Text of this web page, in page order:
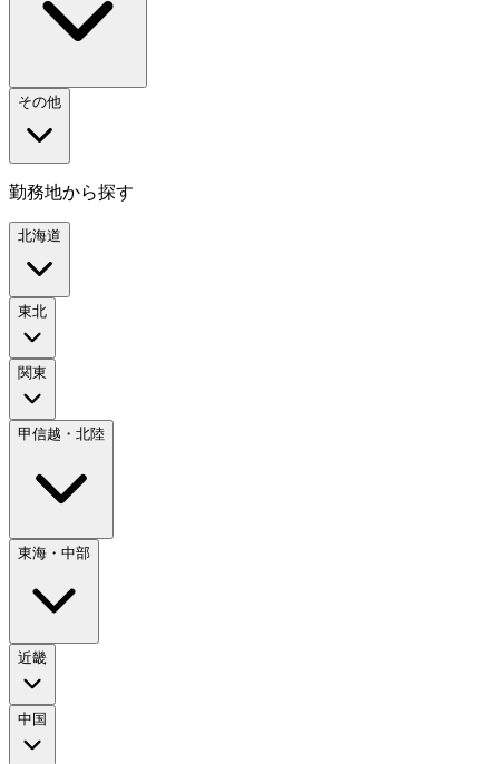
その他
勤務地から探す
北海道
東北
関東
甲信越・北陸
東海・中部
近畿
中国